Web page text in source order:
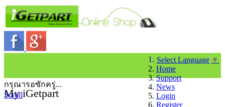
Select Language ▼
Home
Support
News
Login
Register
My iGetpart
กรุณารอซักครู่...
Scroll